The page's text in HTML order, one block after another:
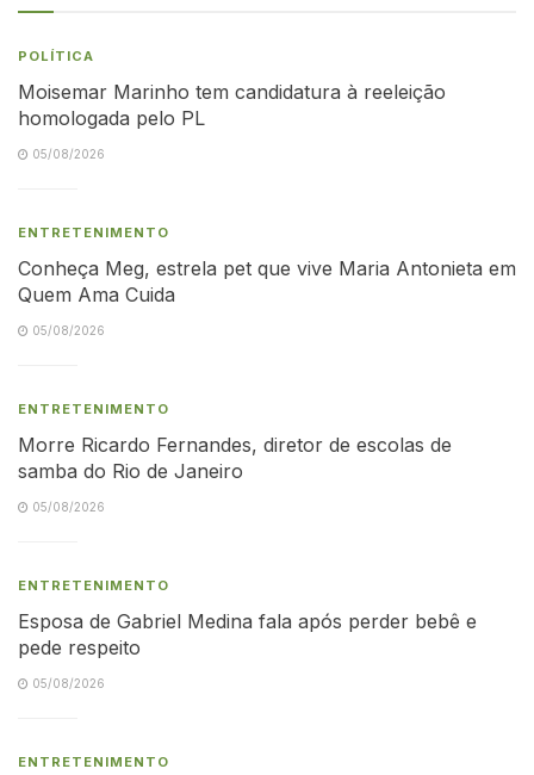
POLÍTICA
Moisemar Marinho tem candidatura à reeleição
homologada pelo PL
05/08/2026
ENTRETENIMENTO
Conheça Meg, estrela pet que vive Maria Antonieta em
Quem Ama Cuida
05/08/2026
ENTRETENIMENTO
Morre Ricardo Fernandes, diretor de escolas de
samba do Rio de Janeiro
05/08/2026
ENTRETENIMENTO
Esposa de Gabriel Medina fala após perder bebê e
pede respeito
05/08/2026
ENTRETENIMENTO